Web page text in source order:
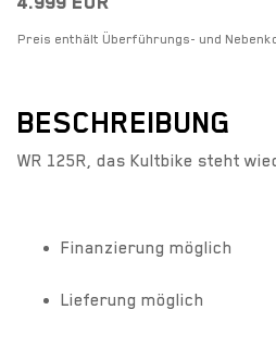
Preis enthält Überführungs- und
BESCHREIBUNG
WR 125R, das Kultbike steht
Finanzierung möglich
Lieferung möglich